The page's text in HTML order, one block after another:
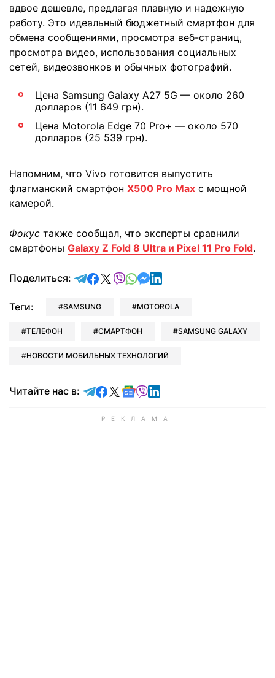
вдвое дешевле, предлагая плавную и надежную
работу. Это идеальный бюджетный смартфон для
обмена сообщениями, просмотра веб-страниц,
просмотра видео, использования социальных
сетей, видеозвонков и обычных фотографий.
Цена Samsung Galaxy A27 5G — около 260
долларов (11 649 грн).
Цена Motorola Edge 70 Pro+ — около 570
долларов (25 539 грн).
Напомним, что Vivo готовится выпустить
флагманский смартфон X500 Pro Max с мощной
камерой.
Фокус также сообщал, что эксперты сравнили
смартфоны Galaxy Z Fold 8 Ultra и Pixel 11 Pro Fold.
Поделиться: отправить в Telegram
поделиться в Facebook
поделиться в X
отправить в Viber
отправить в Whatsapp
отправить в Messenger
отправить в LinkedIn
Теги: SAMSUNG MOTOROLA
ТЕЛЕФОН СМАРТФОН SAMSUNG GALAXY
НОВОСТИ МОБИЛЬНЫХ ТЕХНОЛОГИЙ
Читайте нас в: Читайте в Telegram
Читайте в Facebook
Читайте в X
Читайте в Google news
Читайте в Viber
Читайте в LinkedIn